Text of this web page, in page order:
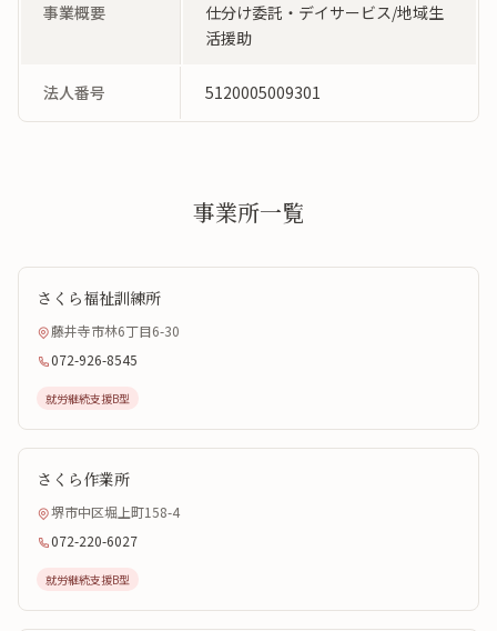
事業概要
仕分け委託・デイサービス/地域生
活援助
法人番号 5120005009301
事業所一覧
さくら福祉訓練所
藤井寺市林6丁目6-30
072-926-8545
就労継続支援B型
さくら作業所
堺市中区堀上町158-4
072-220-6027
就労継続支援B型